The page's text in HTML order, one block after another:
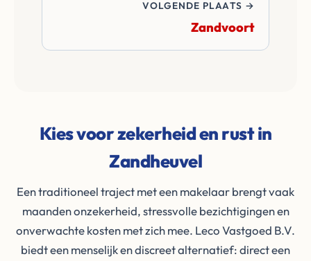
VOLGENDE PLAATS →
Zandvoort
Kies voor zekerheid en rust in
Zandheuvel
Een traditioneel traject met een makelaar brengt vaak
maanden onzekerheid, stressvolle bezichtigingen en
onverwachte kosten met zich mee. Leco Vastgoed B.V.
biedt een menselijk en discreet alternatief: direct een